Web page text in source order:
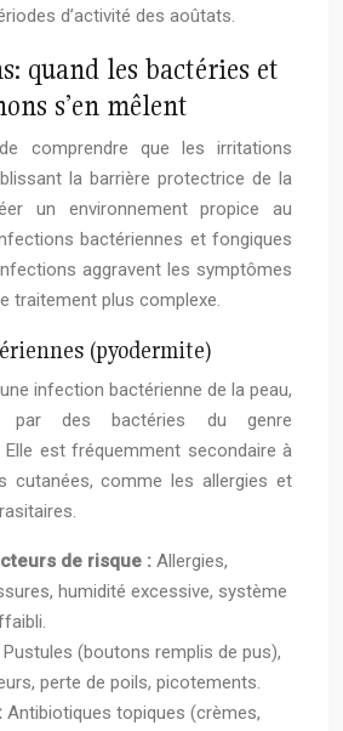
d’activité des aoûtats.
quand les bactéries et
s’en mêlent
comprendre que les irritations
la barrière protectrice de la
un environnement propice au
bactériennes et fongiques
aggravent les symptômes
traitement plus complexe.
(pyodermite)
infection bactérienne de la peau,
par des bactéries du genre
est fréquemment secondaire à
cutanées, comme les allergies et
de risque : Allergies,
humidité excessive, système
Pustules (boutons remplis de pus),
perte de poils, picotements.
Antibiotiques topiques (crèmes,